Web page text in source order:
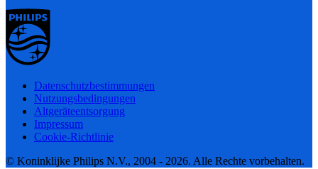
Datenschutzbestimmungen
Nutzungsbedingungen
Altgeräteentsorgung
Impressum
Cookie-Richtlinie
© Koninklijke Philips N.V., 2004 - 2026. Alle Rechte vorbehalten.